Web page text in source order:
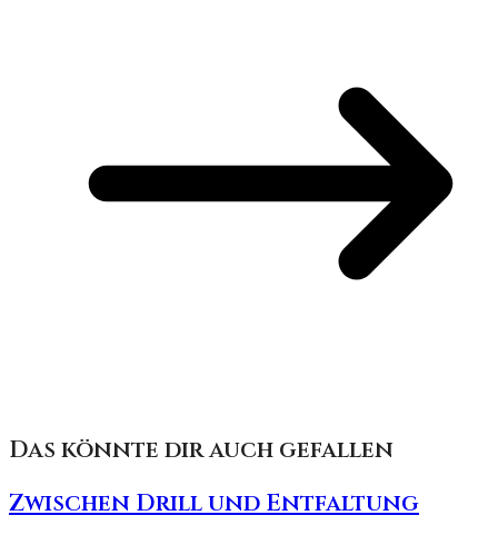
Das könnte dir auch gefallen
Zwischen Drill und Entfaltung